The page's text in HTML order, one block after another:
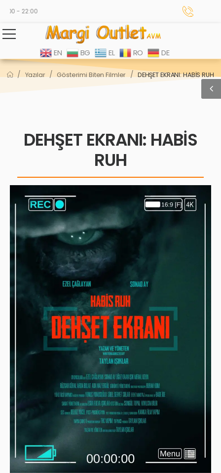
- 22:00
EN BG EL RO DE
/ Yazılar / Gösterimi Biten Filmler / DEHŞET EKRANI: HABİS RUH
DEHŞET EKRANI: HABİS
RUH